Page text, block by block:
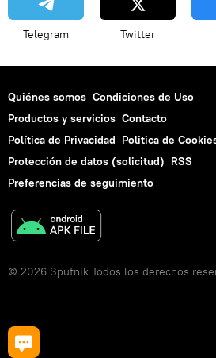
Telegram Twitter
Quiénes somos Condiciones de Uso
Productos y servicios Contacto
Política de Privacidad Politica de
Protección de datos (solicitud) RSS
Preferencias de seguimiento
© 2026 Sputnik Todos los derechos